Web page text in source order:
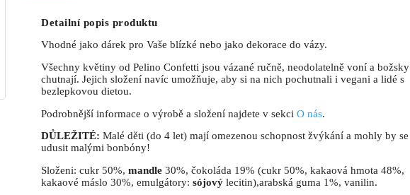
Detailní popis produktu
Vhodné jako dárek pro Vaše blízké nebo jako dekorace do vázy.
Všechny květiny od Pelino Confetti jsou vázané ručně, neodolatelně voní a božsky
chutnají. Jejich složení navíc umožňuje, aby si na nich pochutnali i vegani a lidé s
bezlepkovou dietou.
Podrobnější informace o výrobě a složení najdete v sekci O nás.
DŮLEŽITÉ: Malé děti (do 4 let) mají omezenou schopnost žvýkání a mohly by se
udusit malými bonbóny!
Složeni: cukr 50%, mandle 30%, čokoláda 19% (cukr 50%, kakaová hmota 48%,
kakaové máslo 30%, emulgátory: sójový lecitin),arabská guma 1%, vanilin.